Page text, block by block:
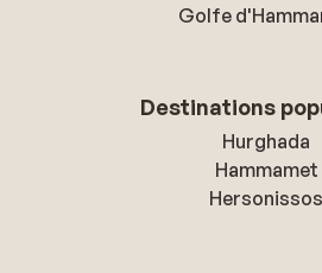
Golfe
Destinations
Hurghada
Hammamet
Hersonissos